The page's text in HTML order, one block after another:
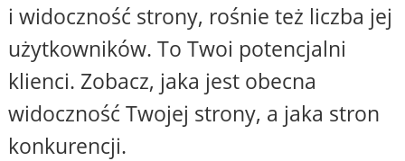
i widoczność strony, rośnie też liczba jej
użytkowników. To Twoi potencjalni
klienci. Zobacz, jaka jest obecna
widoczność Twojej strony, a jaka stron
konkurencji.